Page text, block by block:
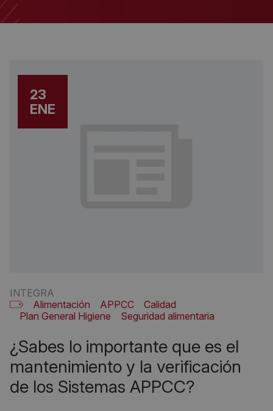
23
ENE
INTEGRA
Alimentación
APPCC
Calidad
Plan General Higiene
Seguridad alimentaria
¿Sabes lo importante que es el
mantenimiento y la verificación
de los Sistemas APPCC?